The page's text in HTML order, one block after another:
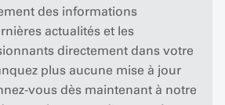
des informations
actualités et les
directement dans votre
plus aucune mise à jour
vous dès maintenant à notre